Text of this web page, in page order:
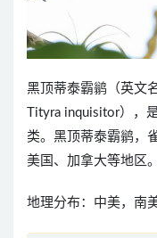
黑顶蒂泰霸鹟（英文
Tityra inquisitor），
类。黑顶蒂泰霸鹟，
美国、加拿大等地区。
地理分布：中美，南